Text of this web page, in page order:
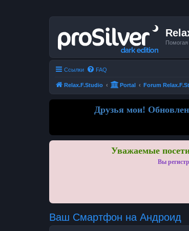
Помогая
Ссылки FAQ
Relax.F.Studio Portal Forum
Друзья мои!
Уважаемые
Вы
Ваш Смартфон на Андроид